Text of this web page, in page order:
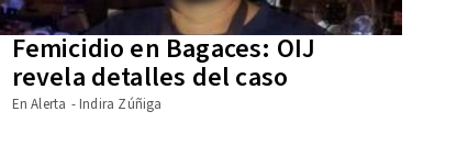
Femicidio en Bagaces: OIJ
revela detalles del caso
En Alerta Indira Zúñiga